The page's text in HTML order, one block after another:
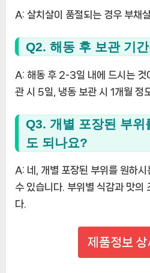
A: 살치살이 품절되는 경우 부채
Q2. 해동 후 보관 기
A: 해동 후 2-3일 내에 드시는 것
관 시 5일, 냉동 보관 시 1개월 정
Q3. 개별 포장된 부위
도 되나요?
A: 네, 개별 포장된 부위를 원하
수 있습니다. 부위별 식감과 맛의
다.
제품정보 상